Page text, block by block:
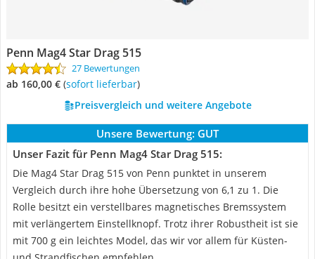
Penn Mag4 Star Drag 515
27 Bewertungen
ab 160,00 € ( Sofort lieferbar)
Preisvergleich und weitere Angebote
Unsere Bewertung: GUT
Unser Fazit für Penn Mag4 Star Drag 515:
Die Mag4 Star Drag 515 von Penn punktet in unserem
Vergleich durch ihre hohe Übersetzung von 6,1 zu 1. Die
Rolle besitzt ein verstellbares magnetisches Bremssystem
mit verlängertem Einstellknopf. Trotz ihrer Robustheit ist sie
mit 700 g ein leichtes Model, das wir vor allem für Küsten-